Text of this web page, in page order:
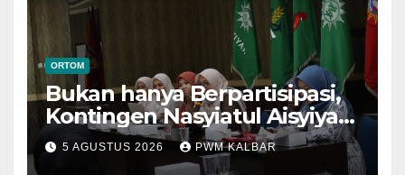
ORTOM
Bukan hanya Berpartisipasi,
Kontingen Nasyiatul Aisyiyah
Kalbar Perjuangkan Program
di Muktamar XV
5 AGUSTUS 2026 PWM KALBAR